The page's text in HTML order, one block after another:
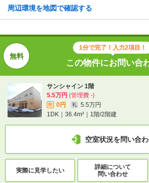
総戸数 12戸
向き -
住所 北海道上磯郡木古内町字木古内
地図を見る
交通
道南いさりび鉄道/木古内駅 歩
道南いさりび鉄道/札苅駅 歩52
この物件にお問い合わ
周辺環境を地図で確認する
1分で完了！入力2項目！
この物件にお問い合
サンシャイン 1階
5.5万円 (管理費 -)
敷 0円 礼
5.5万円
1DK｜36.4m²｜1階/2階建
空室状況を問い合
実際に見学したい
詳細について
問い合わせ